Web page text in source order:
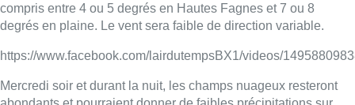
compris entre 4 ou 5 degrés en Hautes Fagnes et 7 ou 8
degrés en plaine. Le vent sera faible de direction variable.
https://www.facebook.com/lairdutempsBX1/videos/
Mercredi soir et durant la nuit, les champs nuageux resteront